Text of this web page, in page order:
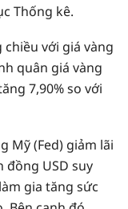
Thống kê.
với giá vàng
quân giá vàng
7,90% so với
Mỹ (Fed) giảm lãi
đồng USD suy
gia tăng sức